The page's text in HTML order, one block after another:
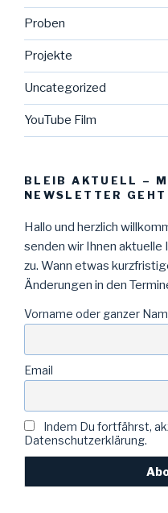
Proben
Projekte
Uncategorized
YouTube Film
BLEIB AKTUELL –
NEWSLETTER GEHT
Hallo und herzlich
senden wir Ihnen aktuelle
zu. Wann etwas
Änderungen in den
Vorname oder ganzer
Email
Indem Du fortfährst,
Datenschutzerklärung.